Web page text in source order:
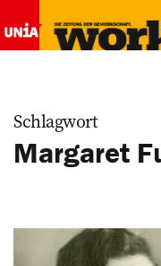
Schlagwort
Margaret